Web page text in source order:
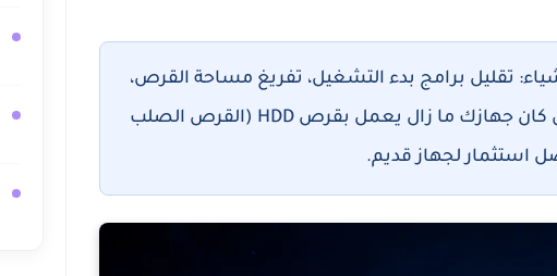
تقليل برامج بدء التشغيل، تفريغ مساحة القرص،
وترقية القرص إلى SSD (القرص ذو الحالة الثابتة) إن كان جهازك ما زال يعمل بقرص HDD (القرص الصلب
استثمار لجهاز قديم.